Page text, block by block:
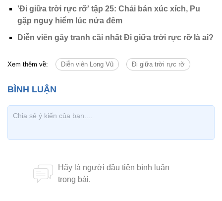
'Đi giữa trời rực rỡ' tập 25: Chải bán xúc xích, Pu
gặp nguy hiểm lúc nửa đêm
Diễn viên gây tranh cãi nhất Đi giữa trời rực rỡ là ai?
Xem thêm về: Diễn viên Long Vũ Đi giữa trời rực rỡ